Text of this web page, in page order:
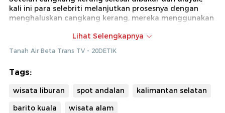
kali ini para selebriti melanjutkan prosesnya dengan
menghaluskan cangkang kerang, mereka menggunakan
Dok : Tanah Air Beta Trans TV (Ade)
Lihat Selengkapnya
Tanah Air Beta Trans TV - 20DETIK
Tags:
wisata liburan spot andalan
kalimantan selatan
barito kuala
wisata alam